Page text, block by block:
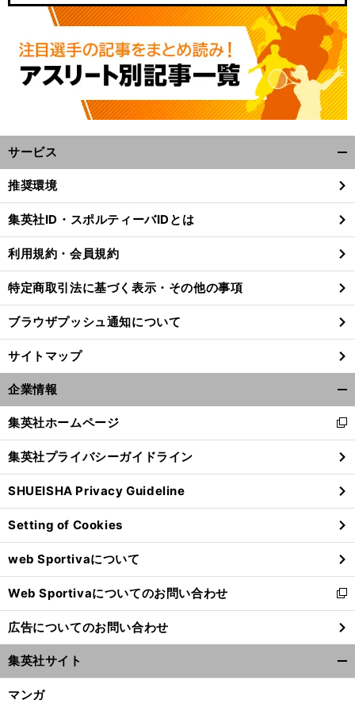
サービス
閉
る
推奨環境
集英社ID・スポルティーバIDとは
利用規約・会員規約
特定商取引法に基づく表示・その他の事項
ブラウザプッシュ通知について
サイトマップ
企業情報
閉
る
集英社ホームページ
新
し
い
ウ
ィ
ン
ド
ウ
で
開
く
集英社プライバシーガイドライン
SHUEISHA Privacy Guideline
Setting of Cookies
web Sportivaについて
Web Sportivaについてのお問い合わせ
新
し
い
ウ
ィ
ン
広告についてのお問い合わせ
集英社サイト
マンガ